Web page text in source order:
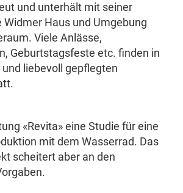
und unterhält mit seiner
Widmer Haus und Umgebung
Viele Anlässe,
Geburtstagsfeste etc. finden in
liebevoll gepflegten
«Revita» eine Studie für eine
mit dem Wasserrad. Das
scheitert aber an den